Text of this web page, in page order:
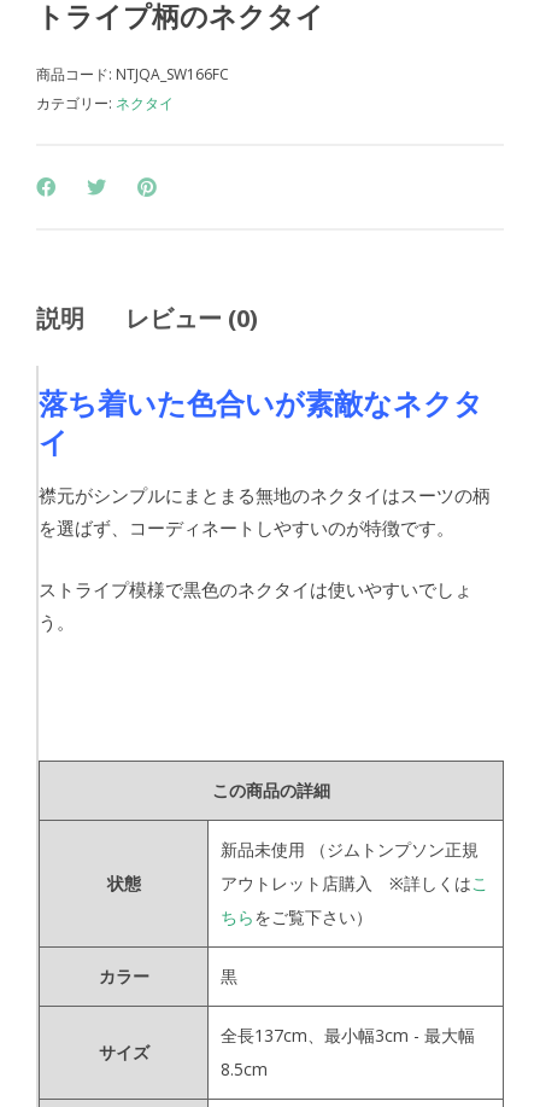
トライプ柄のネクタイ
商品コード: NTJQA_SW166FC
カテゴリー: ネクタイ
説明 レビュー (0)
落ち着いた色合いが素敵なネクタ
イ
襟元がシンプルにまとまる無地のネクタイはスーツの柄
を選ばず、コーディネートしやすいのが特徴です。
ストライプ模様で黒色のネクタイは使いやすいでしょ
う。
この商品の詳細
状態
新品未使用
（ジムトンプソン正規
アウトレット店購入 ※詳しくはこ
ちらをご覧下さい）
カラー 黒
サイズ
全長137cm、最小幅3cm - 最大幅
8.5cm